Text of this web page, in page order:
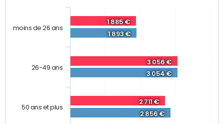
1 885 €
3 056 €
2 711 €
1 893 €
3 054 €
2 856 €
moins de 26 ans
26-49 ans
50 ans et plus